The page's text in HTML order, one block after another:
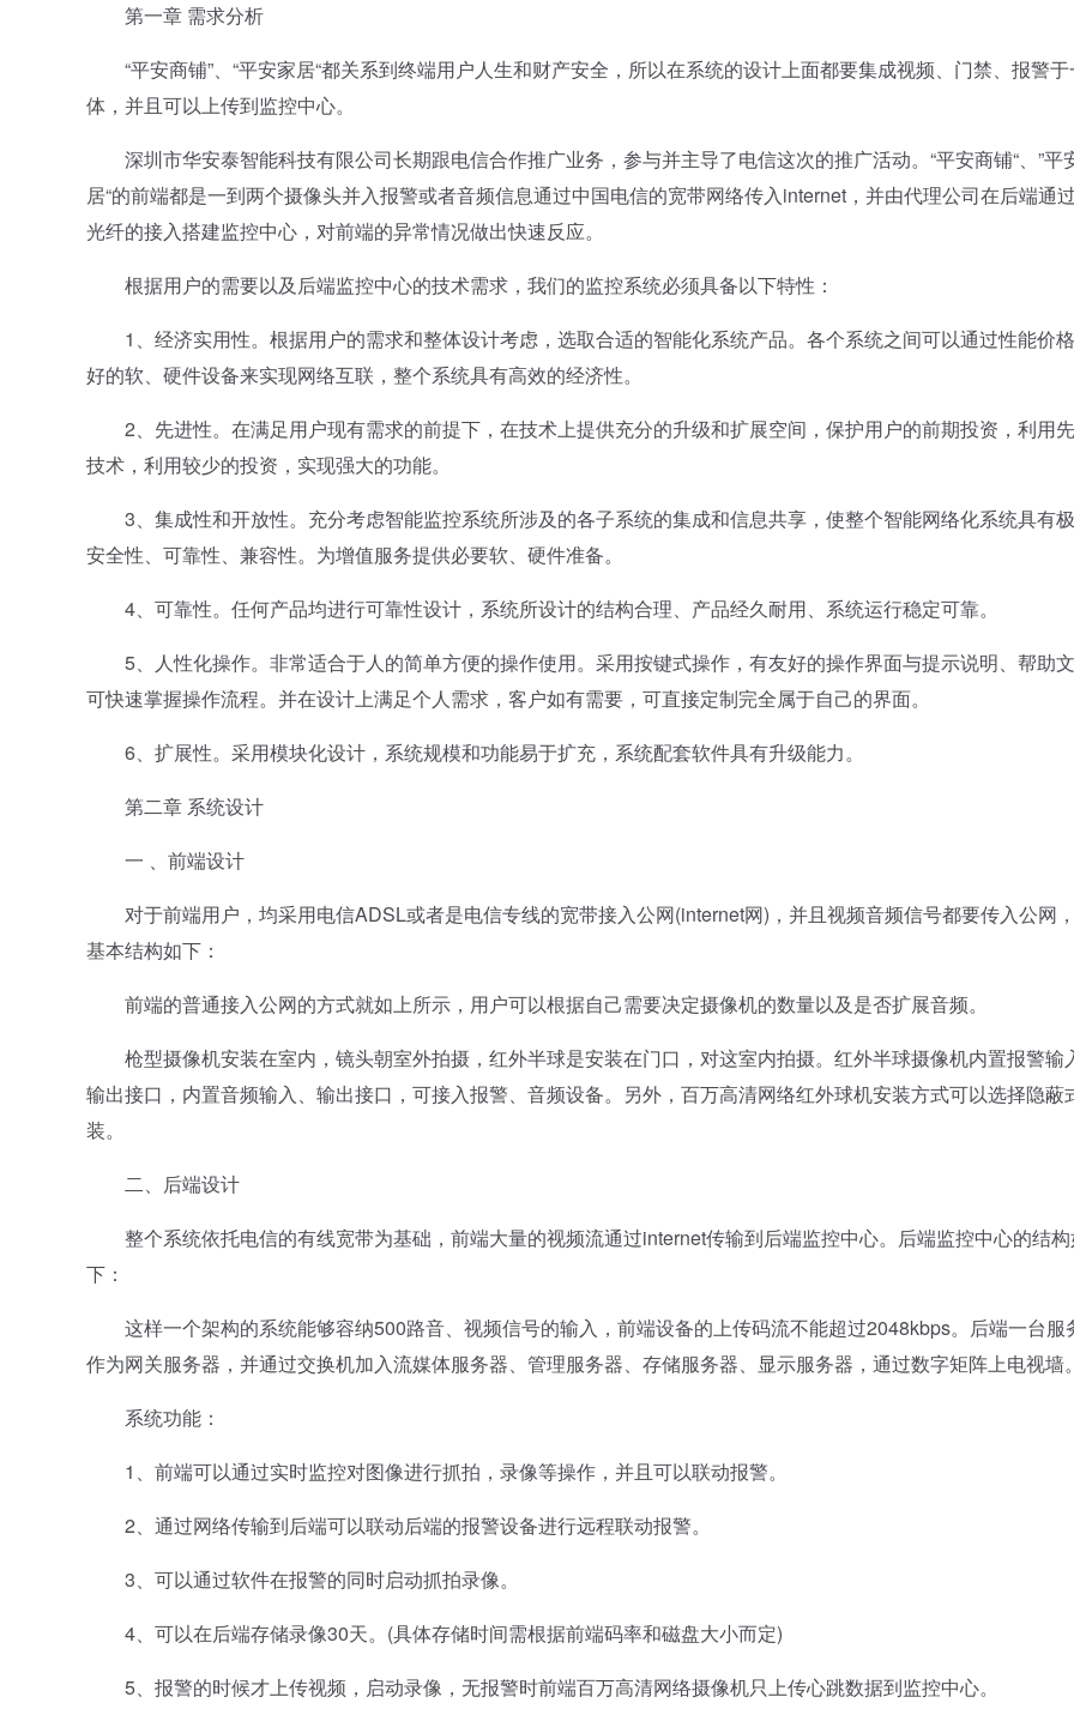
第一章 需求分析
“平安商铺”、“平安家居“都关系到终端用户人生和财产安全，所以在系统的设计上面都要集成视频、门禁、报警于
体，并且可以上传到监控中心。
深圳市华安泰智能科技有限公司长期跟电信合作推广业务，参与并主导了电信这次的推广活动。“平安商铺“、”平
居“的前端都是一到两个摄像头并入报警或者音频信息通过中国电信的宽带网络传入internet，并由代理公司在后端通
光纤的接入搭建监控中心，对前端的异常情况做出快速反应。
根据用户的需要以及后端监控中心的技术需求，我们的监控系统必须具备以下特性：
1、经济实用性。根据用户的需求和整体设计考虑，选取合适的智能化系统产品。各个系统之间可以通过性能价
好的软、硬件设备来实现网络互联，整个系统具有高效的经济性。
2、先进性。在满足用户现有需求的前提下，在技术上提供充分的升级和扩展空间，保护用户的前期投资，利用
技术，利用较少的投资，实现强大的功能。
3、集成性和开放性。充分考虑智能监控系统所涉及的各子系统的集成和信息共享，使整个智能网络化系统具有
安全性、可靠性、兼容性。为增值服务提供必要软、硬件准备。
4、可靠性。任何产品均进行可靠性设计，系统所设计的结构合理、产品经久耐用、系统运行稳定可靠。
5、人性化操作。非常适合于人的简单方便的操作使用。采用按键式操作，有友好的操作界面与提示说明、帮助文
可快速掌握操作流程。并在设计上满足个人需求，客户如有需要，可直接定制完全属于自己的界面。
6、扩展性。采用模块化设计，系统规模和功能易于扩充，系统配套软件具有升级能力。
第二章 系统设计
一 、前端设计
对于前端用户，均采用电信ADSL或者是电信专线的宽带接入公网(internet网)，并且视频音频信号都要传入公网
基本结构如下：
前端的普通接入公网的方式就如上所示，用户可以根据自己需要决定摄像机的数量以及是否扩展音频。
枪型摄像机安装在室内，镜头朝室外拍摄，红外半球是安装在门口，对这室内拍摄。红外半球摄像机内置报警输
输出接口，内置音频输入、输出接口，可接入报警、音频设备。另外，百万高清网络红外球机安装方式可以选择隐蔽
装。
二、后端设计
整个系统依托电信的有线宽带为基础，前端大量的视频流通过internet传输到后端监控中心。后端监控中心的结构
下：
这样一个架构的系统能够容纳500路音、视频信号的输入，前端设备的上传码流不能超过2048kbps。后端一台服
作为网关服务器，并通过交换机加入流媒体服务器、管理服务器、存储服务器、显示服务器，通过数字矩阵上电视墙。
系统功能：
1、前端可以通过实时监控对图像进行抓拍，录像等操作，并且可以联动报警。
2、通过网络传输到后端可以联动后端的报警设备进行远程联动报警。
3、可以通过软件在报警的同时启动抓拍录像。
4、可以在后端存储录像30天。(具体存储时间需根据前端码率和磁盘大小而定)
5、报警的时候才上传视频，启动录像，无报警时前端百万高清网络摄像机只上传心跳数据到监控中心。